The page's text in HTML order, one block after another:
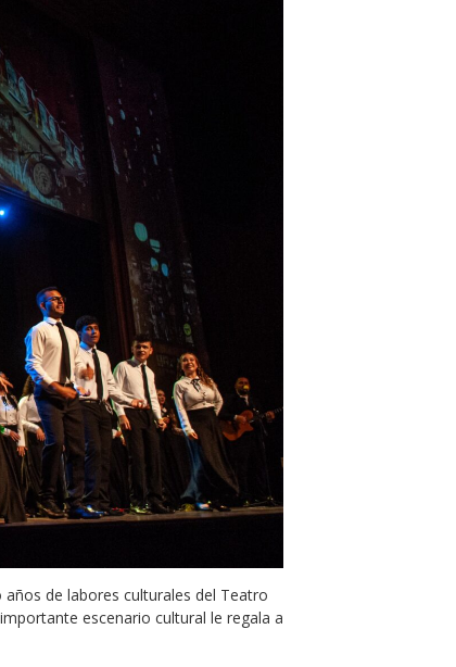
de labores culturales del Teatro
escenario cultural le regala a